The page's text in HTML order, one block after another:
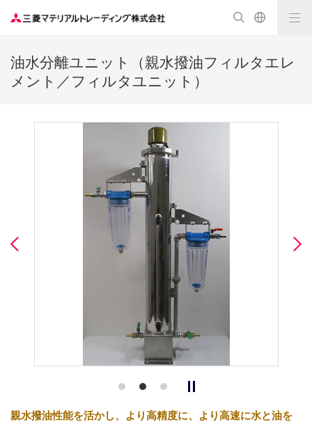
油水分離ユニット（親水撥油フィルタエレ
メント／フィルタユニット）
親水撥油性能を活かし、より高精度に、より高速に水と油を